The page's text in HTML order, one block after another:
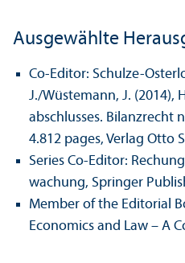
Ausgewählte
Co-Editor: Schulze-
J./Wüstemann, J. (2014),
abschlusses. Bilanzrecht
4.812 pages, Verlag Otto
Series Co-Editor:
wachung, Springer
Member of the Editorial
Economics and Law – A